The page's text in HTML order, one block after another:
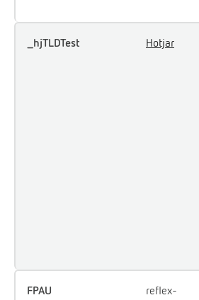
_hjTLDTest Hotjar
FPAU
reflex-